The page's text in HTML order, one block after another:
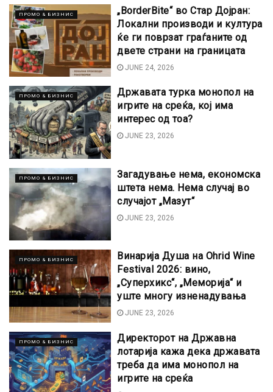
ПРОМО & БИЗНИС
„BorderBite“ во Стар Дојран:
Локални производи и култура
ќе ги поврзат граѓаните од
двете страни на границата
JUNE 24, 2026
ПРОМО & БИЗНИС
Државата турка монопол на
игрите на среќа, кој има
интерес од тоа?
JUNE 23, 2026
ПРОМО & БИЗНИС
Загадување нема, економска
штета нема. Нема случај во
случајот „Мазут“
JUNE 23, 2026
ПРОМО & БИЗНИС
Винарија Душа на Ohrid Wine
Festival 2026: вино,
„Суперхикс“, „Меморија“ и
уште многу изненадувања
JUNE 23, 2026
ПРОМО & БИЗНИС
Директорот на Државна
лотарија кажа дека државата
треба да има монопол на
игрите на среќа